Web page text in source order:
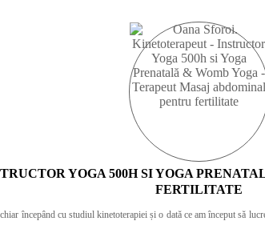
YOGA 500H SI YOGA
FERTILITATE
începând cu studiul kinetoterapiei și o dată ce am început să